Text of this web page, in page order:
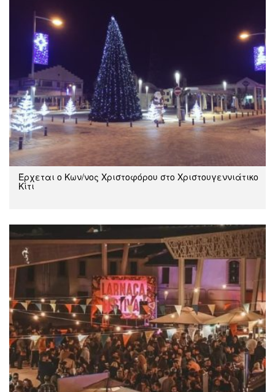
Έρχεται ο Κων/νος Χριστοφόρου στο Χριστουγεννιάτικο
Κίτι